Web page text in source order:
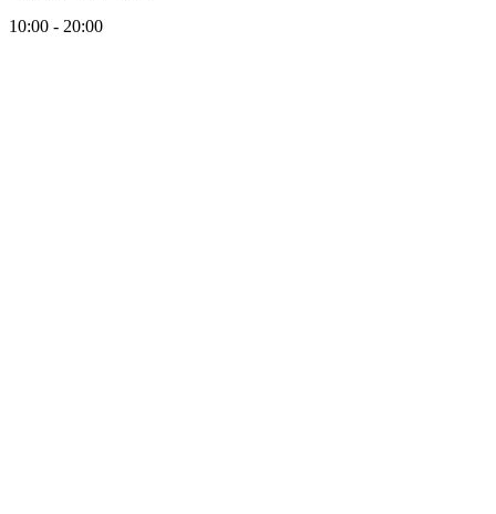
10:00 - 20:00